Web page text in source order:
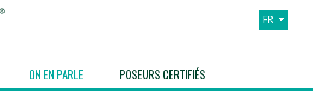
FR
ON EN PARLE POSEURS CERTIFIÉS